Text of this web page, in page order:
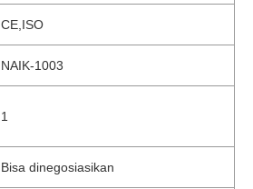
CE,ISO
NAIK-1003
1
Bisa dinegosiasikan